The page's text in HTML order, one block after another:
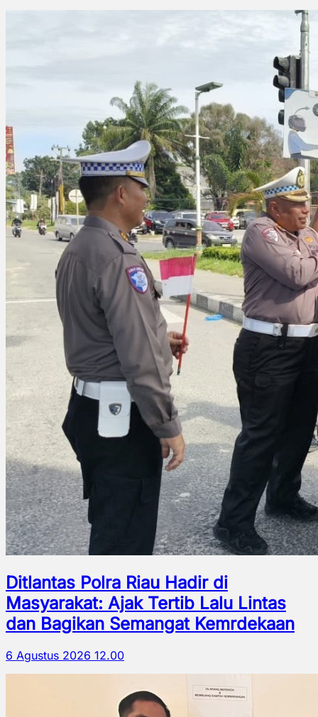
Ditlantas Polra Riau Hadir di
Masyarakat: Ajak Tertib Lalu Lintas
dan Bagikan Semangat Kemrdekaan
6 Agustus 2026 12.00